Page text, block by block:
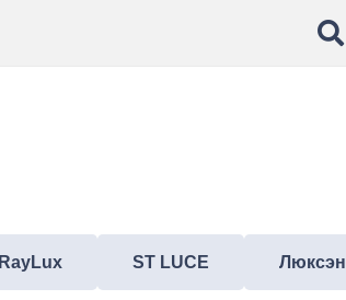
RayLux ST LUCE